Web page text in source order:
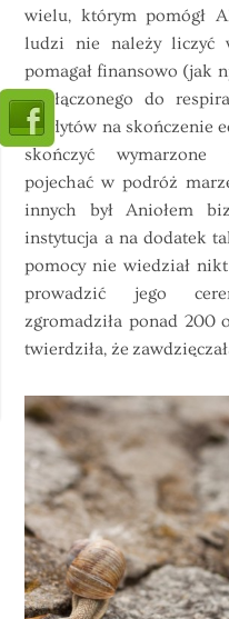
wielu, którym pomógł
ludzi nie należy liczyć
pomagał finansowo (jak
podłączonego do
kredytów na skończenie
skończyć
pojechać w podróż
innych był Aniołem
instytucja a na dodatek
pomocy nie wiedział
prowadzić jego
zgromadziła ponad 200
twierdziła, że